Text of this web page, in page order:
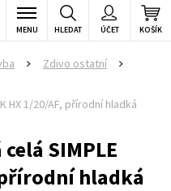
KOŠÍK
ÚČET
HLEDAT
MENU
Zdivo ostatní
HX 1/20/AF, přírodní hladká
SIMPLE
přírodní hladká